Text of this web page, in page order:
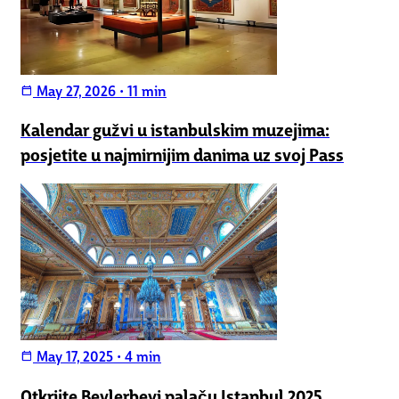
calendar_today May 27, 2026 • 11 min
Kalendar gužvi u istanbulskim muzejima:
posjetite u najmirnijim danima uz svoj Pass
calendar_today May 17, 2025 • 4 min